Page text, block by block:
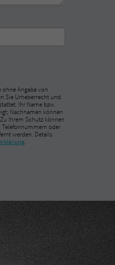
Angabe von
Sie Urheberrecht und
Ihr Name bzw.
Nachnamen können
Ihrem Schutz können
Telefonnummern oder
werden. Details
.